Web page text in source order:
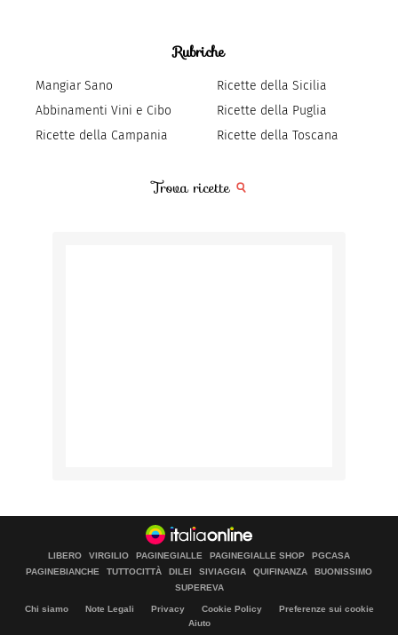
Rubriche
Mangiar Sano
Abbinamenti Vini e Cibo
Ricette della Campania
Ricette della Sicilia
Ricette della Puglia
Ricette della Toscana
Trova ricette
LIBERO VIRGILIO PAGINEGIALLE PAGINEGIALLE SHOP
PGCASA
PAGINEBIANCHE
TUTTOCITTÀ DILEI SIVIAGGIA QUIFINANZA
BUONISSIMO
SUPEREVA
Chi siamo Note Legali Privacy Cookie Policy
Preferenze sui cookie
Aiuto